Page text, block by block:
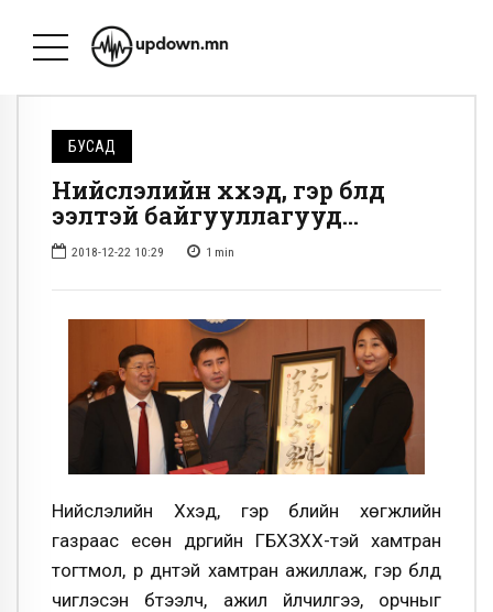
БУСАД
Нийслэлийн хүүхэд, гэр бүлд
ээлтэй байгууллагууд…
2018-12-22 10:29 1 min
Нийслэлийн Хүүхэд, гэр бүлийн хөгжлийн
газраас есөн дүүргийн ГБХЗХХ-тэй хамтран
тогтмол, үр дүнтэй хамтран ажиллаж, гэр бүлд
чиглэсэн бүтээлч, ажил үйлчилгээ, орчныг